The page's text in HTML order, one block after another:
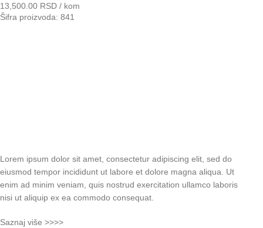
13,500.00 RSD / kom
Šifra proizvoda: 841
Lorem ipsum dolor sit amet, consectetur adipiscing elit, sed do
eiusmod tempor incididunt ut labore et dolore magna aliqua. Ut
enim ad minim veniam, quis nostrud exercitation ullamco laboris
nisi ut aliquip ex ea commodo consequat.
Saznaj više >>>>